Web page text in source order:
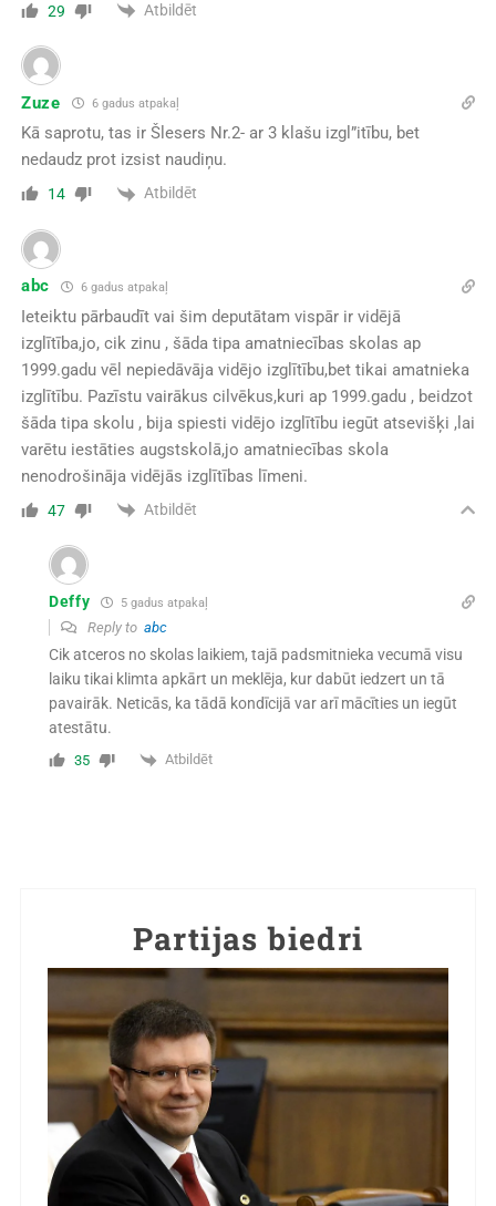
29 Atbildēt
Zuze 6 gadus atpakaļ
Kā saprotu, tas ir Šlesers Nr.2- ar 3 klašu izgl”itību, bet
nedaudz prot izsist naudiņu.
14 Atbildēt
abc 6 gadus atpakaļ
Ieteiktu pārbaudīt vai šim deputātam vispār ir vidējā
izglītība,jo, cik zinu , šāda tipa amatniecības skolas ap
1999.gadu vēl nepiedāvāja vidējo izglītību,bet tikai amatnieka
izglītību. Pazīstu vairākus cilvēkus,kuri ap 1999.gadu , beidzot
šāda tipa skolu , bija spiesti vidējo izglītību iegūt atsevišķi ,lai
varētu iestāties augstskolā,jo amatniecības skola
nenodrošināja vidējās izglītības līmeni.
47 Atbildēt
Deffy 5 gadus atpakaļ
Reply to abc
Cik atceros no skolas laikiem, tajā padsmitnieka vecumā visu
laiku tikai klimta apkārt un meklēja, kur dabūt iedzert un tā
pavairāk. Neticās, ka tādā kondīcijā var arī mācīties un iegūt
atestātu.
35 Atbildēt
Partijas biedri